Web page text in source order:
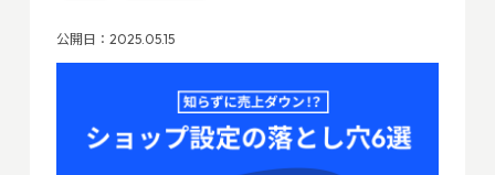
公開日：2025.05.15